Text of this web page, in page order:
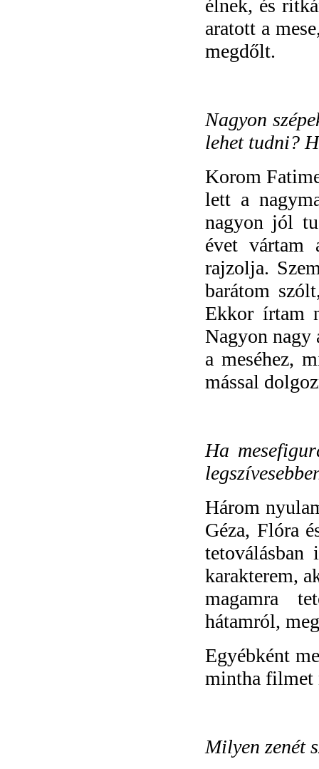
élnek, és
aratott a
megdőlt.
Nagyon
lehet tudni?
Korom
lett a
nagyon jól
évet
rajzolja.
barátom
Ekkor írtam
Nagyon nagy
a meséhez,
mással
Ha
Három
Géza, Flóra
karakterem,
magamra
hátamról,
Egyébként
mintha filmet
Milyen zenét